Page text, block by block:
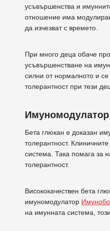
усъвършенства и
отношение има
да изчезват с времето.
При много деца обаче
усъвършенстване на
силни от нормалното и
толерантност при тези
Имуномодулатор
Бета глюкан е доказан
толерантност.
система. Така помага за
толерантност.
Висококачествен бета
имуномодулатор
на имунната система,